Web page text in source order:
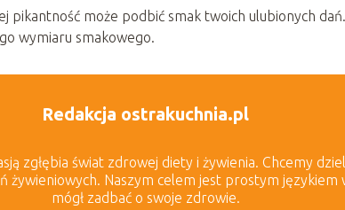
może podbić smak twoich ulubionych dań.
wymiaru smakowego.
Redakcja ostrakuchnia.pl
zgłębia świat zdrowej diety i żywienia. Chcemy
Naszym celem jest prostym językiem
mógł zadbać o swoje zdrowie.